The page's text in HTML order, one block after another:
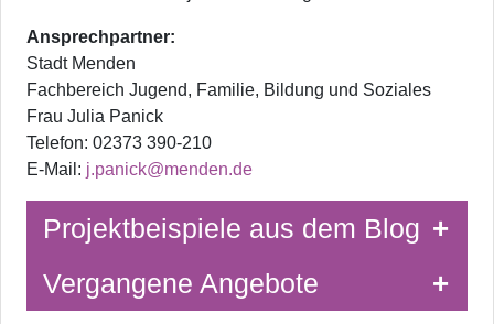
Ansprechpartner:
Stadt Menden
Fachbereich Jugend, Familie, Bildung und Soziales
Frau Julia Panick
Telefon: 02373 390-210
E-Mail: j.panick@menden.de
Projektbeispiele aus dem Blog
Vergangene Angebote